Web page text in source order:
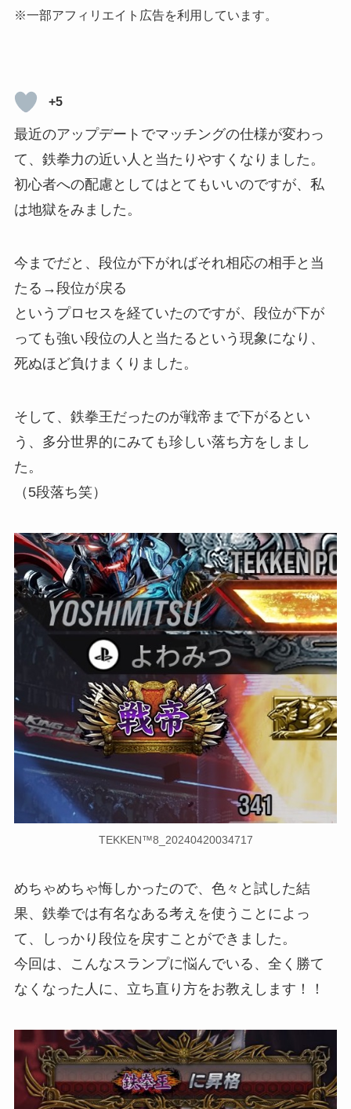
※一部アフィリエイト広告を利用しています。
+5
最近のアップデートでマッチングの仕様が変わっ
て、鉄拳力の近い人と当たりやすくなりました。
初心者への配慮としてはとてもいいのですが、私
は地獄をみました。
今までだと、段位が下がればそれ相応の相手と当
たる→段位が戻る
というプロセスを経ていたのですが、段位が下が
っても強い段位の人と当たるという現象になり、
死ぬほど負けまくりました。
そして、鉄拳王だったのが戦帝まで下がるとい
う、多分世界的にみても珍しい落ち方をしまし
た。
（5段落ち笑）
TEKKEN™8_20240420034717
めちゃめちゃ悔しかったので、色々と試した結
果、鉄拳では有名なある考えを使うことによっ
て、しっかり段位を戻すことができました。
今回は、こんなスランプに悩んでいる、全く勝て
なくなった人に、立ち直り方をお教えします！！